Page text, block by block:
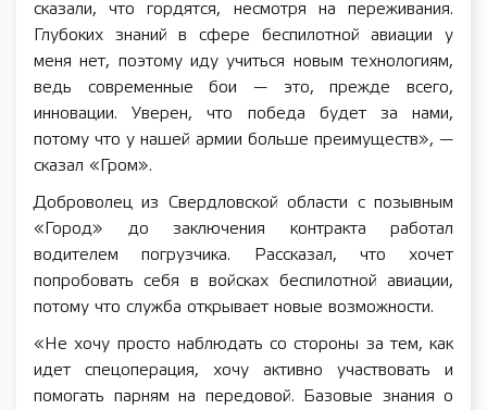
сказали, что гордятся, несмотря на переживания.
Глубоких знаний в сфере беспилотной авиации у
меня нет, поэтому иду учиться новым технологиям,
ведь современные бои — это, прежде всего,
инновации. Уверен, что победа будет за нами,
потому что у нашей армии больше преимуществ», —
сказал «Гром».
Доброволец из Свердловской области с позывным
«Город» до заключения контракта работал
водителем погрузчика. Рассказал, что хочет
попробовать себя в войсках беспилотной авиации,
потому что служба открывает новые возможности.
«Не хочу просто наблюдать со стороны за тем, как
идет спецоперация, хочу активно участвовать и
помогать парням на передовой. Базовые знания о